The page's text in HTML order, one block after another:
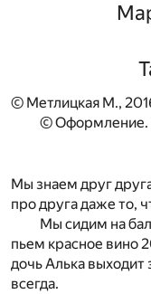
© Метлицкая М.,
© Оформление.
Мы знаем друг
про друга даже то,
Мы сидим на
пьем красное вино
дочь Алька
всегда.